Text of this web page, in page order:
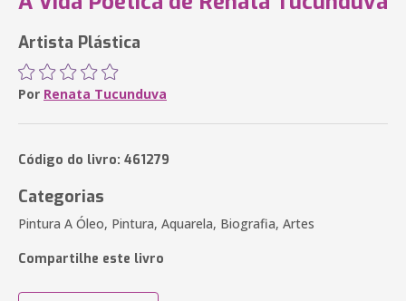
Artista Plástica
Por Renata Tucunduva
Código do livro: 461279
Categorias
Pintura A Óleo, Pintura, Aquarela, Biografia, Artes
Compartilhe este livro